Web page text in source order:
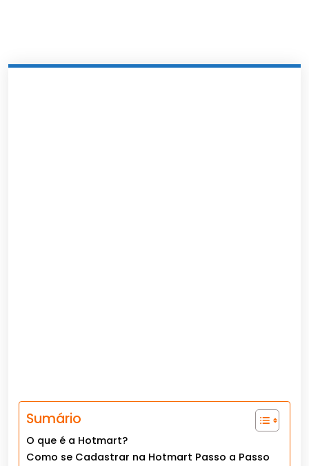
Sumário
O que é a Hotmart?
Como se Cadastrar na Hotmart Passo a Passo